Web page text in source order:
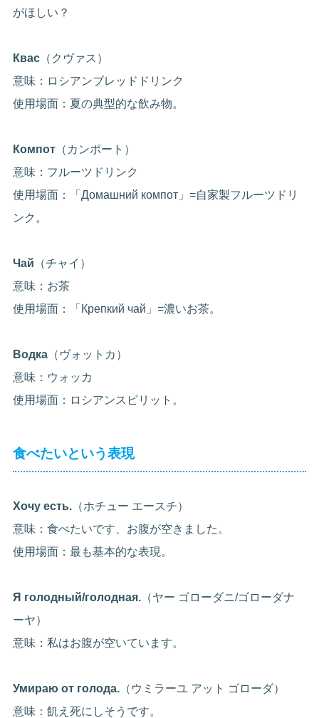
がほしい？
Квас （クヴァス）
意味：ロシアンブレッドドリンク
使用場面：夏の典型的な飲み物。
Компот （カンポート）
意味：フルーツドリンク
使用場面：「Домашний компот」=自家製フルーツドリ
ンク。
Чай （チャイ）
意味：お茶
使用場面：「Крепкий чай」=濃いお茶。
Водка （ヴォットカ）
意味：ウォッカ
使用場面：ロシアンスピリット。
食べたいという表現
Хочу есть. （ホチュー エースチ）
意味：食べたいです、お腹が空きました。
使用場面：最も基本的な表現。
Я голодный/голодная. （ヤー ゴローダニ/ゴローダナ
ーヤ）
意味：私はお腹が空いています。
Умираю от голода. （ウミラーユ アット ゴローダ）
意味：飢え死にしそうです。